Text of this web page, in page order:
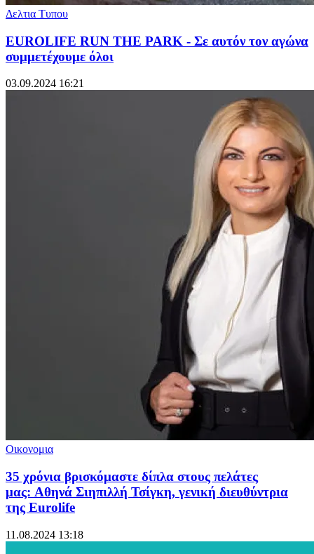
Δελτια Τυπου
EUROLIFE RUN THE PARK - Σε αυτόν τον αγώνα
συμμετέχουμε όλοι
03.09.2024 16:21
Οικονομια
35 χρόνια βρισκόμαστε δίπλα στους πελάτες
μας: Αθηνά Σιηπιλλή Τσίγκη, γενική διευθύντρια
της Eurolife
11.08.2024 13:18